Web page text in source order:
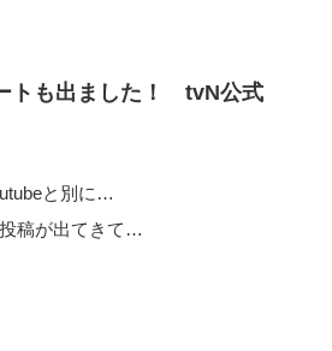
トも出ました！ tvN公式
と別に…
稿が出てきて…